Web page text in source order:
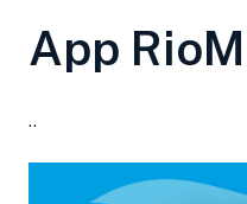
App
..